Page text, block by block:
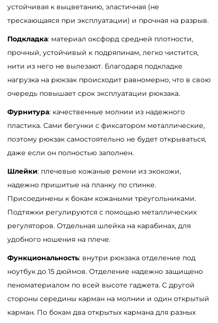
к
-
е
н
с
к
а
я
S
a
m
b
устойчивая к выцветанию, эластичная (не
трескающаяся при эксплуатации) и прочная на разрыв.
Подкладка: материал оксфорд средней плотности,
прочный, устойчивый к подряпинам, легко чистится,
нити из него не вылезают. Благодаря подкладке
нагрузка на рюкзак происходит равномерно, что в свою
очередь повышает срок эксплуатации рюкзака.
Фурнитура: качественные молнии из надежного
пластика. Сами бегунки с фиксатором металлические,
поэтому рюкзак самостоятельно не будет открываться,
даже если он полностью заполнен.
Шлейки: плечевые кожаные ремни из экокожи,
надежно пришитые на планку по спинке.
Присоединены к бокам кожаными треугольниками.
Подтяжки регулируются с помощью металлических
регуляторов. Отдельная шлейка на карабинах, для
удобного ношения на плече.
Функциональность: внутри рюкзака отделение под
ноутбук до 15 дюймов. Отделение надежно защищено
пеноматериалом по всей высоте гаджета. С другой
стороны середины карман на молнии и один открытый
карман. По бокам два открытых кармана для разных